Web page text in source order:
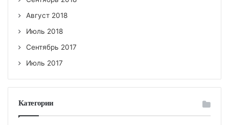
Август 2018
Июль 2018
Сентябрь 2017
Июль 2017
Категории